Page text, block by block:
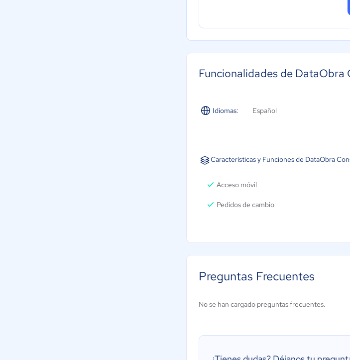
Funcionalidades de DataObra
Idiomas: Español
Características y Funciones de DataObra
Acceso móvil
Pedidos de cambio
Preguntas Frecuentes
No se han cargado preguntas frecuentes.